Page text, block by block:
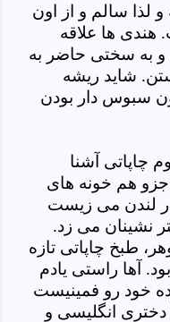
سالم و از اون
ها علاقه
و به سختی حاضر به
شاید ریشه
سبوس دار بودن
چاپاتی آشنا
هم خونه های
در لندن می زیست
نشینان می زد.
طبخ چاپاتی تازه
آها راستی یادم
خود رو فمینیست
انگلیسی و